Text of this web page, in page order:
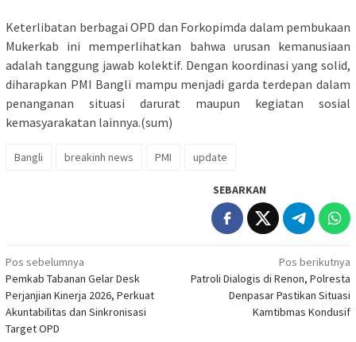
​Keterlibatan berbagai OPD dan Forkopimda dalam pembukaan
Mukerkab ini memperlihatkan bahwa urusan kemanusiaan
adalah tanggung jawab kolektif. Dengan koordinasi yang solid,
diharapkan PMI Bangli mampu menjadi garda terdepan dalam
penanganan situasi darurat maupun kegiatan sosial
kemasyarakatan lainnya.(sum)
Bangli breakinh news PMI update
SEBARKAN
Navigasi
pos
Pos sebelumnya
Pemkab Tabanan Gelar Desk
Perjanjian Kinerja 2026, Perkuat
Akuntabilitas dan Sinkronisasi
Target OPD
Pos berikutnya
Patroli Dialogis di Renon, Polresta
Denpasar Pastikan Situasi
Kamtibmas Kondusif